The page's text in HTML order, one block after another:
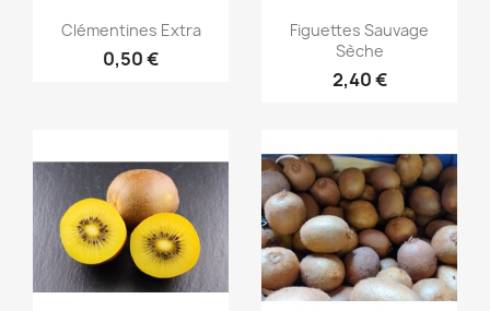
Aperçu rapide
Clémentines Extra
0,50 €
Aperçu rapide
Figuettes Sauvage
Sèche
2,40 €